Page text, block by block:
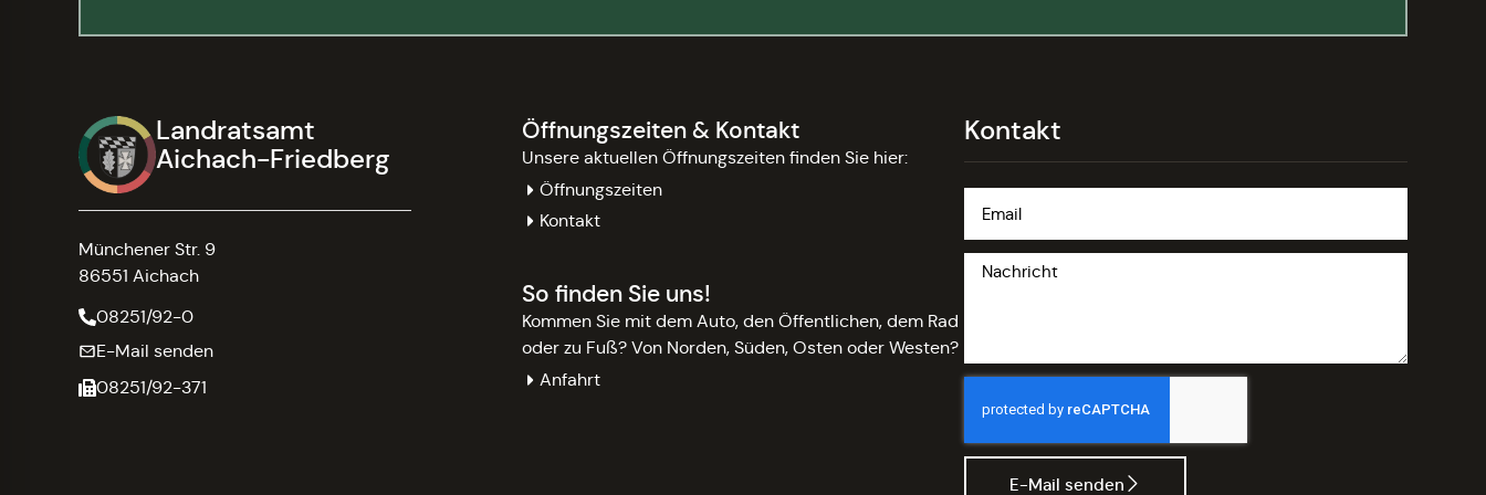
Landratsamt
Aichach-Friedberg
Münchener Str. 9
86551 Aichach
08251/92-0
E-Mail senden
08251/92-371
Öffnungszeiten & Kontakt
Unsere aktuellen Öffnungszeiten finden Sie hier:
Öffnungszeiten
Kontakt
So finden Sie uns!
Kommen Sie mit dem Auto, den Öffentlichen, dem Rad
oder zu Fuß? Von Norden, Süden, Osten oder Westen?
Anfahrt
Kontakt
E-Mail senden